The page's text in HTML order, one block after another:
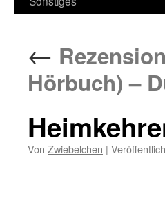
←
Hörbuch) –
Von Zwiebelchen |